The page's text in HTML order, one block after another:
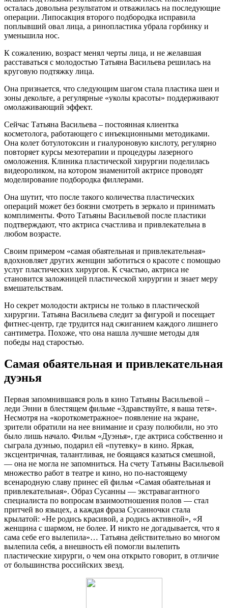
осталась довольна результатом и отважилась на последующие
операции. Липосакция второго подбородка исправила
поплывший овал лица, а ринопластика убрала горбинку и
уменьшила нос.
К сожалению, возраст менял черты лица, и не желавшая
расставаться с молодостью Татьяна Васильева решилась на
круговую подтяжку лица.
Она признается, что следующим шагом стала пластика шеи и
зоны декольте, а регулярные «уколы красоты» поддерживают
омолаживающий эффект.
Сейчас Татьяна Васильева – постоянная клиентка
косметолога, работающего с инъекционными методиками.
Она колет ботулотоксин и гиалуроновую кислоту, регулярно
повторяет курсы мезотерапии и процедуры лазерного
омоложения. Клиника пластической хирургии поделилась
видеороликом, на котором знаменитой актрисе проводят
моделирование подбородка филлерами.
Она шутит, что после такого количества пластических
операций может без боязни смотреть в зеркало и принимать
комплименты. Фото Татьяны Васильевой после пластики
подтверждают, что актриса счастлива и привлекательна в
любом возрасте.
Своим примером «самая обаятельная и привлекательная»
вдохновляет других женщин заботиться о красоте с помощью
услуг пластических хирургов. К счастью, актриса не
становится заложницей пластической хирургии и знает меру
вмешательствам.
Но секрет молодости актрисы не только в пластической
хирургии. Татьяна Васильева следит за фигурой и посещает
фитнес-центр, где трудится над сжиганием каждого лишнего
сантиметра. Похоже, что она нашла лучшие методы для
победы над старостью.
Самая обаятельная и привлекательная
дуэнья
Первая запомнившаяся роль в кино Татьяны Васильевой –
леди Энни в блестящем фильме «Здравствуйте, я ваша тетя».
Несмотря на «короткометражное» появление на экране,
зрители обратили на нее внимание и сразу полюбили, но это
было лишь начало. Фильм «Дуэнья», где актриса собственно и
сыграла дуэнью, подарил ей «путевку» в кино. Яркая,
эксцентричная, талантливая, не боящаяся казаться смешной,
— она не могла не запомниться. На счету Татьяны Васильевой
множество работ в театре и кино, но по-настоящему
всенародную славу принес ей фильм «Самая обаятельная и
привлекательная». Образ Сусанны — экстравагантного
специалиста по вопросам взаимоотношения полов — стал
притчей во языцех, а каждая фраза Сусанночки стала
крылатой: «Не родись красивой, а родись активной», «Я
женщина с шармом, не более. И никто не догадывается, что я
сама себе его вылепила»… Татьяна действительно во многом
вылепила себя, а внешность ей помогли вылепить
пластические хирурги, о чем она открыто говорит, в отличие
от большинства российских звезд.